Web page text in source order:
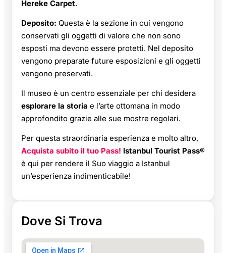
Hereke Carpet.
Deposito: Questa è la sezione in cui vengono
conservati gli oggetti di valore che non sono
esposti ma devono essere protetti. Nel deposito
vengono preparate future esposizioni e gli oggetti
vengono preservati.
Il museo è un centro essenziale per chi desidera
esplorare la storia e l’arte ottomana in modo
approfondito grazie alle sue mostre regolari.
Per questa straordinaria esperienza e molto altro,
Acquista subito il tuo Pass! Istanbul Tourist Pass®
è qui per rendere il Suo viaggio a Istanbul
un’esperienza indimenticabile!
Dove Si Trova